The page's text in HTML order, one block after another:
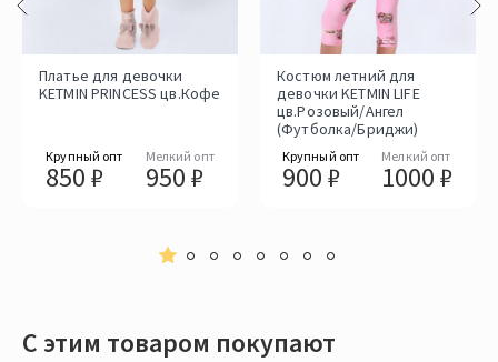
Платье для девочки
KETMIN PRINCESS цв.Кофе
Крупный опт
850 ₽
Мелкий опт
950 ₽
Костюм летний для
девочки KETMIN LIFE
цв.Розовый/Ангел
(Футболка/Бриджи)
Крупный опт
900 ₽
Мелкий опт
1000 ₽
С этим товаром покупают